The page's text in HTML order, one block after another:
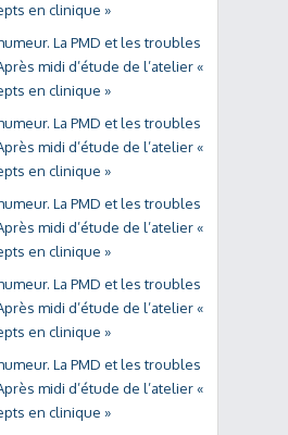
en clinique »
La PMD et les troubles
midi d’étude de l’atelier «
en clinique »
La PMD et les troubles
midi d’étude de l’atelier «
en clinique »
La PMD et les troubles
midi d’étude de l’atelier «
en clinique »
La PMD et les troubles
midi d’étude de l’atelier «
en clinique »
La PMD et les troubles
midi d’étude de l’atelier «
en clinique »